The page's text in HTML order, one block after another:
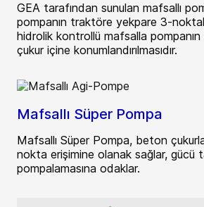
GEA tarafından sunulan mafsallı
pompanın traktöre yekpare 3-
hidrolik kontrollü mafsalla
çukur içine konumlandırılmasıdır.
Mafsallı Süper Pompa
Mafsallı Süper Pompa, beton
nokta erişimine olanak sağlar, gücü
pompalamasına odaklar.